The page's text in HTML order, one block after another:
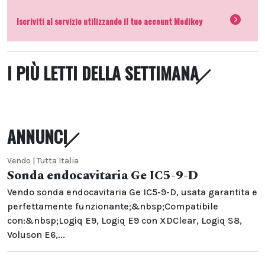
Iscriviti al servizio utilizzando il tuo account Medikey
I PIÙ LETTI DELLA SETTIMANA
ANNUNCI
Vendo | Tutta Italia
Sonda endocavitaria Ge IC5-9-D
Vendo sonda endocavitaria Ge IC5-9-D, usata garantita e
perfettamente funzionante;&nbsp;Compatibile
con:&nbsp;Logiq E9, Logiq E9 con XDClear, Logiq S8,
Voluson E6,...